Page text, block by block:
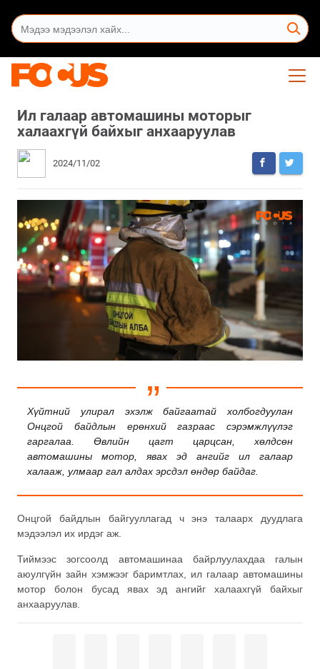
Ил галаар автомашины моторыг
халаахгүй байхыг анхааруулав
2024/11/02
Хүйтний улирал эхэлж байгаатай холбогдуулан
Онцгой байдлын ерөнхий газраас сэрэмжлүүлэг
гаргалаа. Өвлийн цагт царцсан, хөлдсөн
автомашины мотор, явах эд ангийг ил галаар
халааж, улмаар гал алдах эрсдэл өндөр байдаг.
Онцгой байдлын байгууллагад ч энэ талаарх дуудлага
мэдээлэл их ирдэг аж.
Тиймээс зогсоолд автомашинаа байрлуулахдаа галын
аюулгүйн зайн хэмжээг баримтлах, ил галаар автомашины
мотор болон бусад явах эд ангийг халаахгүй байхыг
анхааруулав.